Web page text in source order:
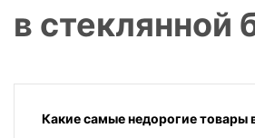
в стеклянной
Какие самые недорогие товары